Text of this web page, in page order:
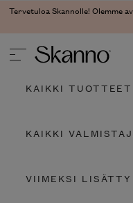
Tervetuloa Skannolle! Olemme
Type 2 or more
KAIKKI TUOTTEET
KAIKKI
VIIMEKSI LISÄTTY